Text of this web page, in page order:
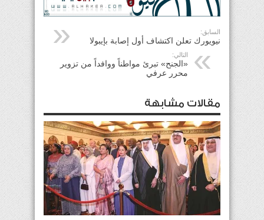
السابق:
نيويورك تعلن اكتشاف أول إصابة بإيبولا
التالي:
«الجنح» تبرئ مواطناً ووافداً من تزوير
محرر عرفي
مقالات مشابهة